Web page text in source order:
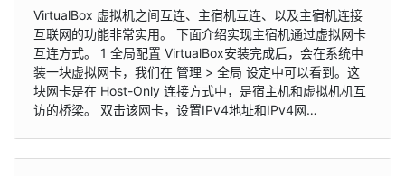
VirtualBox 虚拟机之间互连、主宿机互连、以及主宿机连接
互联网的功能非常实用。 下面介绍实现主宿机通过虚拟网卡
互连方式。 1 全局配置 VirtualBox安装完成后，会在系统中
装一块虚拟网卡，我们在 管理 > 全局 设定中可以看到。这
块网卡是在 Host-Only 连接方式中，是宿主机和虚拟机机互
访的桥梁。 双击该网卡，设置IPv4地址和IPv4网…